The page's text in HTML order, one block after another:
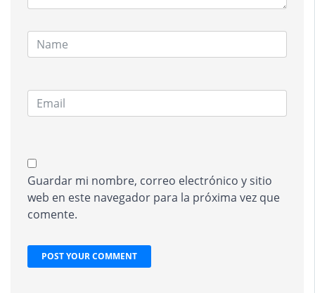
Guardar mi nombre, correo electrónico y sitio
web en este navegador para la próxima vez que
comente.